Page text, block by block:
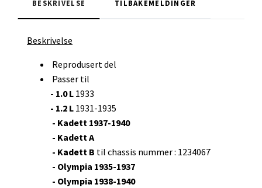
BESKRIVELSE TILBAKEMELDINGER
Beskrivelse
Reprodusert del
Passer til
- 1.0 L 1933
- 1.2 L 1931-1935
- Kadett 1937-1940
- Kadett A
- Kadett B til chassis nummer : 1234067
- Olympia 1935-1937
- Olympia 1938-1940